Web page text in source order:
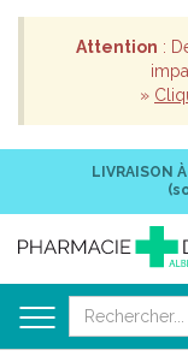
Attention :
»
LIVRAISON